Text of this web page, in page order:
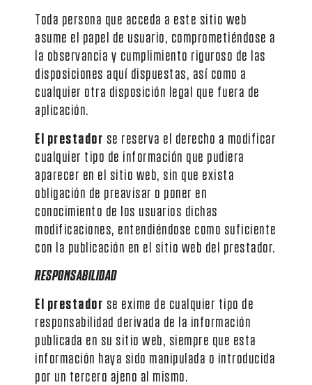
Toda persona que acceda a este sitio web
asume el papel de usuario, comprometiéndose a
la observancia y cumplimiento riguroso de las
disposiciones aquí dispuestas, así como a
cualquier otra disposición legal que fuera de
aplicación.
El prestador se reserva el derecho a modificar
cualquier tipo de información que pudiera
aparecer en el sitio web, sin que exista
obligación de preavisar o poner en
conocimiento de los usuarios dichas
modificaciones, entendiéndose como suficiente
con la publicación en el sitio web del prestador.
RESPONSABILIDAD
El prestador se exime de cualquier tipo de
responsabilidad derivada de la información
publicada en su sitio web, siempre que esta
información haya sido manipulada o introducida
por un tercero ajeno al mismo.